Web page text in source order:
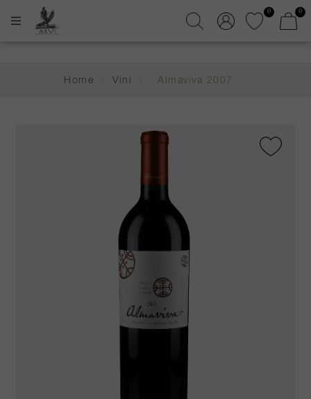
0 0
Home Vini Almaviva 2007